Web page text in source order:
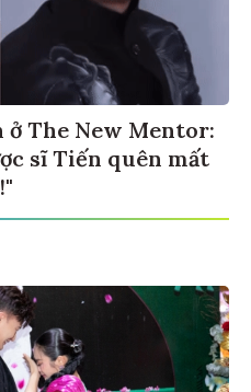
ở The New Mentor:
sĩ Tiến quên mất